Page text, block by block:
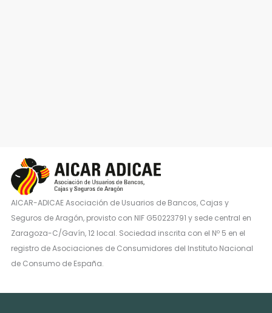
AICAR-ADICAE Asociación de Usuarios de Bancos, Cajas y
Seguros de Aragón, provisto con NIF G50223791 y sede central en
Zaragoza-C/Gavín, 12 local. Sociedad inscrita con el Nº 5 en el
registro de Asociaciones de Consumidores del Instituto Nacional
de Consumo de España.